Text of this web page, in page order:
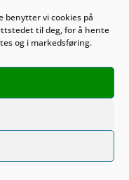
benytter vi cookies på
til deg, for å hente
og i markedsføring.